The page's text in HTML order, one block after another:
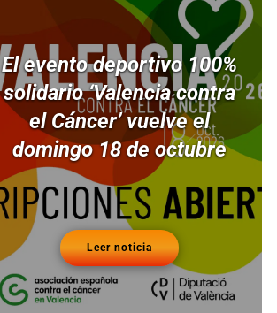
El evento deportivo 100%
solidario ‘Valencia contra
el Cáncer’ vuelve el
domingo 18 de octubre
Leer noticia